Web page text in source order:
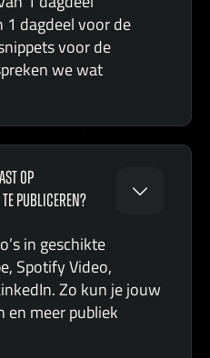
1 dagdeel voor de
voor de
we wat
OP
PUBLICEREN?
in geschikte
Spotify Video,
Zo kun je jouw
en meer publiek